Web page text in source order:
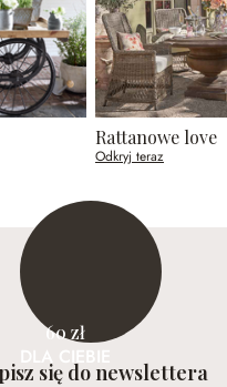
Rattanowe love
Odkryj teraz
60 zł
DLA CIEBIE
się do newslettera